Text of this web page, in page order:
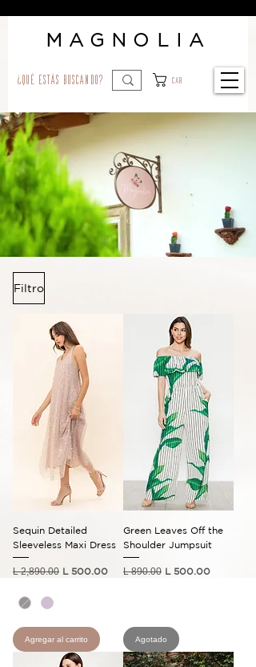
MAGNOLIA
¿qué estás buscando? Car
Filtro
Sequin Detailed
Sleeveless Maxi Dress
Precio
L 2,890.00 Precio de oferta
L 500.00
Agregar al carrito
Green Leaves Off the
Shoulder Jumpsuit
Precio
L 890.00 Precio de oferta
L 500.00
Agotado